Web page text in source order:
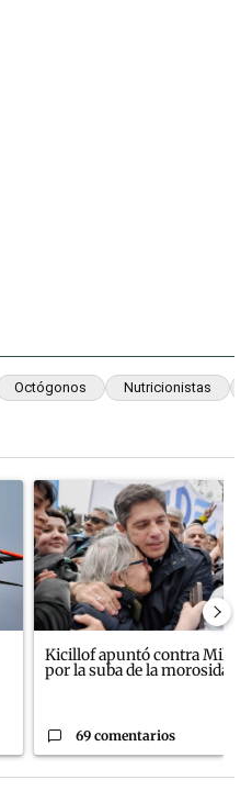
Octógonos Nutricionistas
con más comentarios en los
título "Los aviones F 16
Un artículo de tendencia con
Kicillof apuntó contra Milei
por la suba de la morosida...
69 comentarios